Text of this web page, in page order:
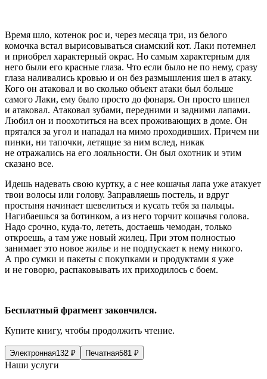
Время шло, котенок рос и, через месяца три, из белого
комочка встал вырисовываться сиамский кот. Лаки потемнел
и приобрел характерный окрас. Но самым характерным для
него были его красные глаза. Что если было не по нему, сразу
глаза наливались кровью и он без размышления шел в атаку.
Кого он атаковал и во сколько объект атаки был больше
самого Лаки, ему было просто до фонаря. Он просто шипел
и атаковал. Атаковал зубами, передними и задними лапами.
Любил он и поохотиться на всех проживающих в доме. Он
прятался за угол и нападал на мимо проходивших. Причем ни
пинки, ни тапочки, летящие за ним вслед, никак
не отражались на его лояльности. Он был охотник и этим
сказано все.
Идешь надевать свою куртку, а с нее кошачья лапа уже атакует
твои волосы или голову. Заправляешь постель, и вдруг
простыня начинает шевелиться и кусать тебя за пальцы.
Нагибаешься за ботинком, а из него торчит кошачья голова.
Надо срочно, куда-то, лететь, достаешь чемодан, только
откроешь, а там уже новый жилец. При этом полностью
занимает это новое жилье и не подпускает к нему никого.
А про сумки и пакеты с покупками и продуктами я уже
и не говорю, распаковывать их приходилось с боем.
Бесплатный фрагмент закончился.
Купите книгу, чтобы продолжить чтение.
Электронная132 ₽ Печатная581 ₽
Наши услуги